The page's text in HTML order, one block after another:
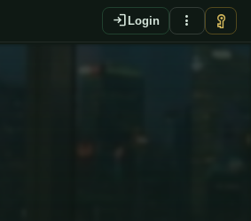
login Login more_vert vpn_key